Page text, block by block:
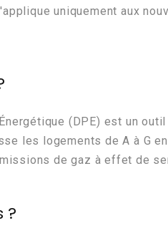
uniquement aux
(DPE) est un
les logements de A à G
de gaz à effet de
?